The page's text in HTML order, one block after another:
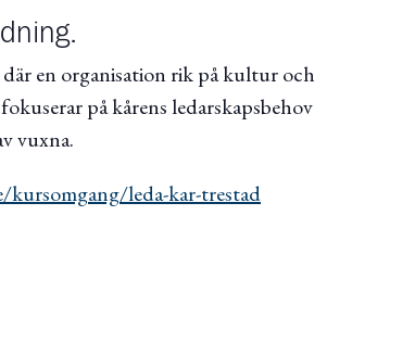
en organisation rik på kultur och
på kårens ledarskapsbehov
vuxna.
kursomgang/leda-kar-trestad